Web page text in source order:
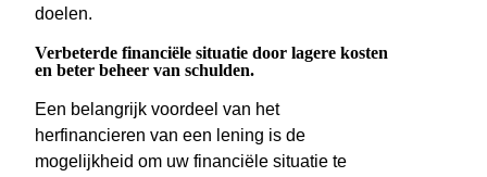
doelen.
Verbeterde financiële situatie door lagere kosten
en beter beheer van schulden.
Een belangrijk voordeel van het
herfinancieren van een lening is de
mogelijkheid om uw financiële situatie te